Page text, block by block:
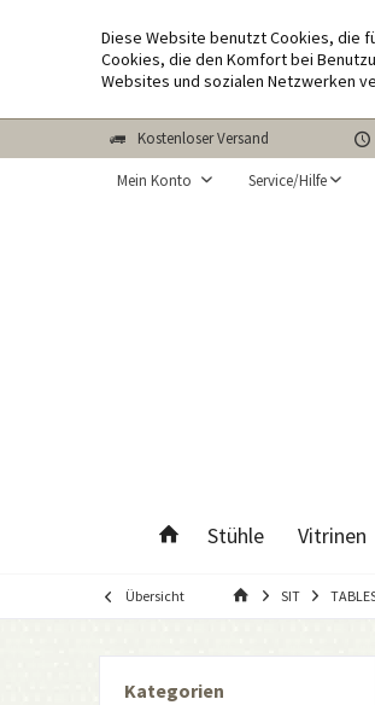
Diese Website benutzt Cookies, die
Cookies, die den Komfort bei
Websites und sozialen Netzwerken
Kostenloser Versand
Mein Konto Service/Hilfe
Stühle Vitrinen
Übersicht SIT
Kategorien